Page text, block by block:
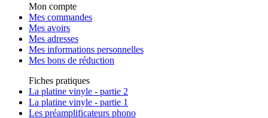
Mon compte
Mes commandes
Mes avoirs
Mes adresses
Mes informations personnelles
Mes bons de réduction
Fiches pratiques
La platine vinyle - partie 2
La platine vinyle - partie 1
Les préamplificateurs phono